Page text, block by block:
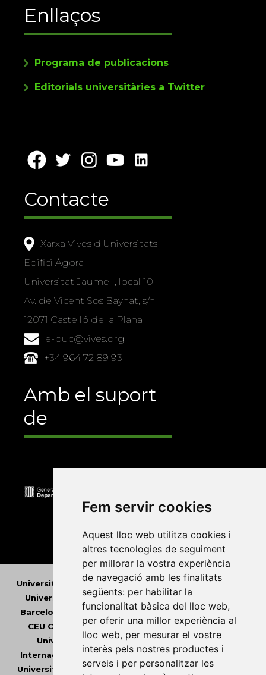
Fem servir cookies
Aquest lloc web utilitza cookies i
altres tecnologies de seguiment
per millorar la vostra experiència
de navegació amb les finalitats
següents: per habilitar la
funcionalitat bàsica del lloc web,
per oferir una millor experiència al
lloc web, per mesurar el vostre
interès pels nostres productes i
serveis i per personalitzar les
Enllaços
Programa de publicacions
Editorials universitàries a Twitter
Contacte
Xarxa Vives d'Universitats
Edifici Àgora
Universitat Jaume I, local 10
Av. de Vicent Sos Baynat, s/n
12071 Castelló de la Plana
e-buc@vives.org
+34 964 72 89 93
Amb el suport
de
Universitat Abat Oliba CEU•Universitat d'Alacant
Universitat d'Andorra•Universitat Autònoma de
Barcelona
Universitat de Barcelona•Universitat
CEU Cardenal Herrera•Universitat de Girona •
Universitat de les Illes Balears• Universitat
Internacional de Catalunya•Universitat Jaume I
Universitat de Lleida• Universitat Miguel Hernández